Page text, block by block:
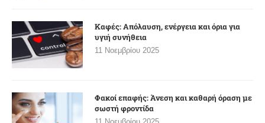
Καφές: Απόλαυση, ενέργεια και όρια για
υγιή συνήθεια
11 Νοεμβρίου 2025
Φακοί επαφής: Άνεση και καθαρή όραση με
σωστή φροντίδα